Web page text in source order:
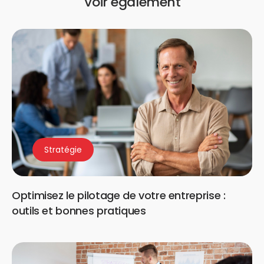
Optimisez le pilotage de votre entreprise :
outils et bonnes pratiques
Stratégie